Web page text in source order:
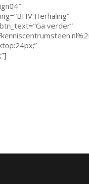
Herhaling”
verder”